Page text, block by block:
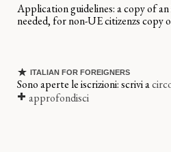
Application guidelines: a copy of
needed, for non-UE citizenzs copy
ITALIAN FOR FOREIGNERS
Sono aperte le iscrizioni: scrivi a
approfondisci